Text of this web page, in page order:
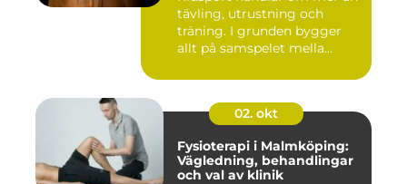
tävling, utrustning och
träning. I grunden bygger
allt på samspelet mella...
02. okt
Fysioterapi i Malmköping:
Vägledning, behandlingar
och val av klinik